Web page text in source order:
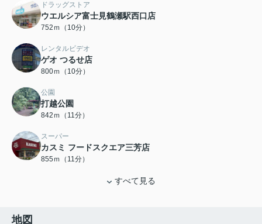
ドラッグストア
ウエルシア富士見鶴瀬駅西口店
752ｍ（10分）
レンタルビデオ
ゲオ つるせ店
800ｍ（10分）
公園
打越公園
842ｍ（11分）
スーパー
カスミ フードスクエア三芳店
855ｍ（11分）
すべて見る
地図